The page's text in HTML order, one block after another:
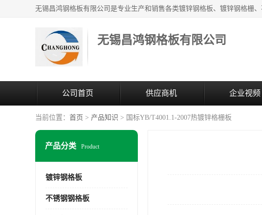
无锡昌鸿钢格板有限公司
公司首页 供应商机 企业视频
当前位置： 首页 > 产品知识 > 国标YB/T4001.1-2007热镀锌格栅板
产品分类 Product
镀锌钢格板
不锈钢钢格板